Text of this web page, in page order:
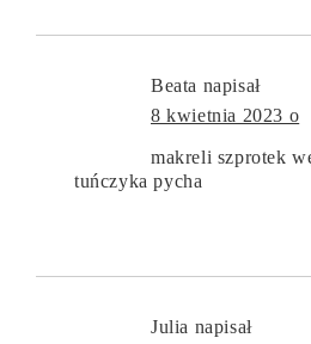
Beata napisał
8 kwietnia 2023 o
makreli szprotek
tuńczyka pycha
Julia napisał